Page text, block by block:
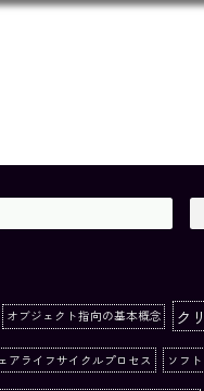
オブジェクト指向の基本概念 ク
アライフサイクルプロセス ソフ